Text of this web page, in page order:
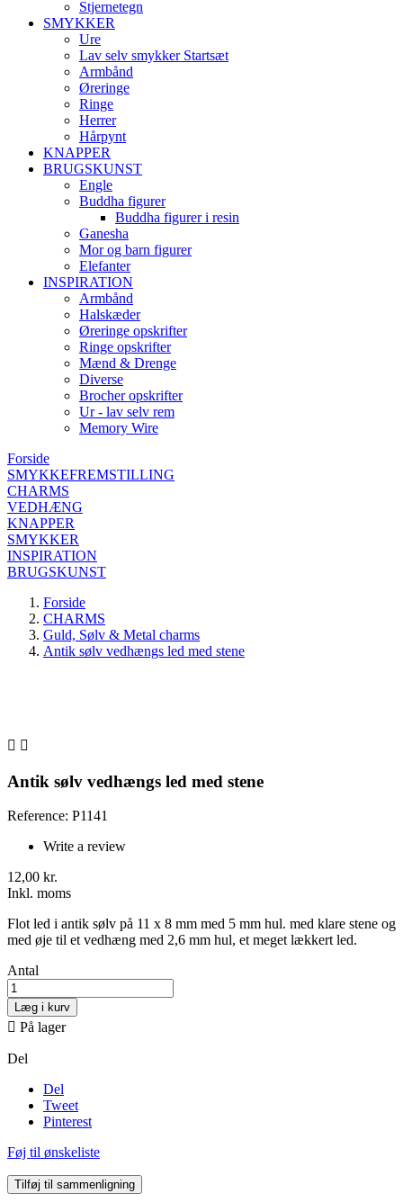
Stjernetegn
SMYKKER
Ure
Lav selv smykker Startsæt
Armbånd
Øreringe
Ringe
Herrer
Hårpynt
KNAPPER
BRUGSKUNST
Engle
Buddha figurer
Buddha figurer i resin
Ganesha
Mor og barn figurer
Elefanter
INSPIRATION
Armbånd
Halskæder
Øreringe opskrifter
Ringe opskrifter
Mænd & Drenge
Diverse
Brocher opskrifter
Ur - lav selv rem
Memory Wire
Forside
SMYKKEFREMSTILLING
CHARMS
VEDHÆNG
KNAPPER
SMYKKER
INSPIRATION
BRUGSKUNST
Forside
CHARMS
Guld, Sølv & Metal charms
Antik sølv vedhængs led med stene
 
Antik sølv vedhængs led med stene
Reference: P1141
Write a review
12,00 kr.
Inkl. moms
Flot led i antik sølv på 11 x 8 mm med 5 mm hul. med klare stene og
med øje til et vedhæng med 2,6 mm hul, et meget lækkert led.
Antal
Læg i kurv
 På lager
Del
Del
Tweet
Pinterest
Føj til ønskeliste
Tilføj til sammenligning